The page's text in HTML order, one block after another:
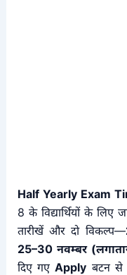
Half Yearly Exam
8 के विद्यार्थियों के लिए
तारीखें और दो विकल्प—
25–30 नवम्बर
दिए गएApply बटन से